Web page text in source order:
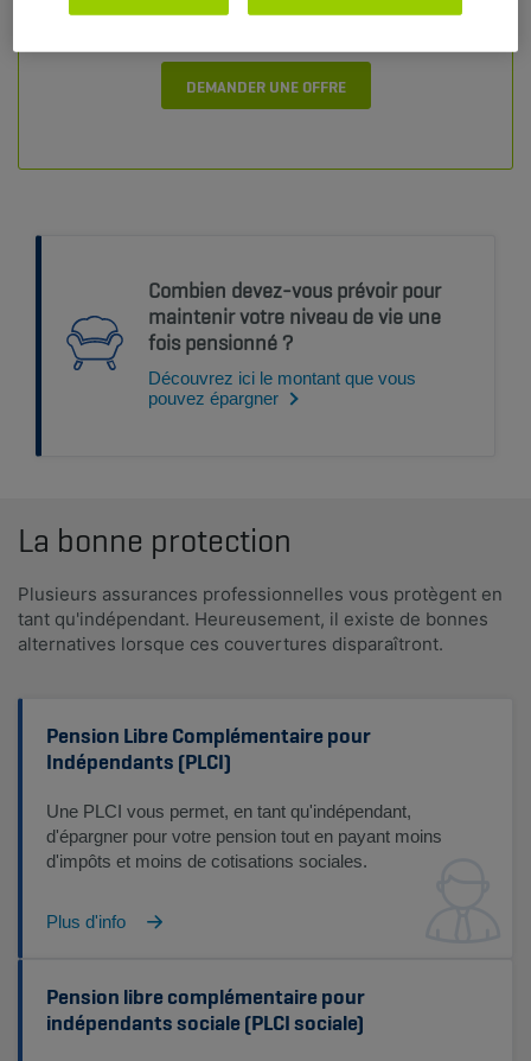
Je veux un conseil personnalisé
DEMANDER UNE OFFRE
Combien devez-vous prévoir pour
maintenir votre niveau de vie une
fois pensionné ?
Découvrez ici le montant que vous
pouvez épargner
La bonne protection
Plusieurs assurances professionnelles vous protègent en
tant qu'indépendant. Heureusement, il existe de bonnes
alternatives lorsque ces couvertures disparaîtront.
Pension Libre Complémentaire pour
Indépendants (PLCI)
Une PLCI vous permet, en tant qu'indépendant,
d'épargner pour votre pension tout en payant moins
d'impôts et moins de cotisations sociales.
Plus d'info
Pension libre complémentaire pour
indépendants sociale (PLCI sociale)